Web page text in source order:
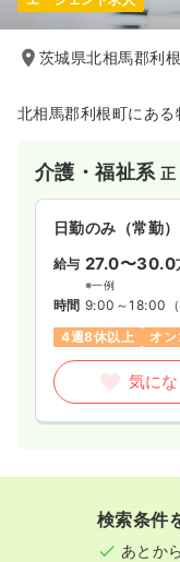
茨城県北相馬郡利
北相馬郡利根町にある
介護・福祉系正
日勤のみ（常勤）
給与 27.0〜30.0
※一例
時間 9:00～18:00
4週8休以上
オン
気にな
検索条件
あとか